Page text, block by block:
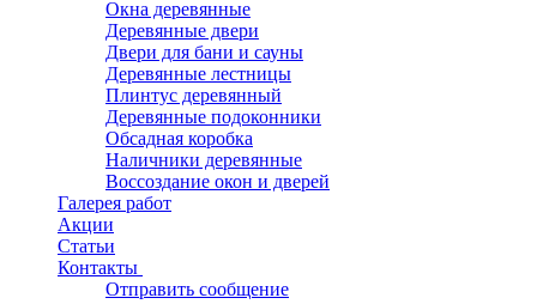
Окна деревянные
Деревянные двери
Двери для бани и сауны
Деревянные лестницы
Плинтус деревянный
Деревянные подоконники
Обсадная коробка
Наличники деревянные
Воссоздание окон и дверей
Галерея работ
Акции
Статьи
Контакты
Отправить сообщение